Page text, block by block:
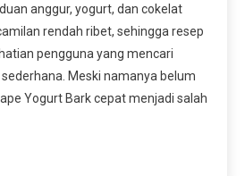
anggur, yogurt, dan cokelat
rendah ribet, sehingga resep
pengguna yang mencari
Meski namanya belum
Yogurt Bark cepat menjadi salah